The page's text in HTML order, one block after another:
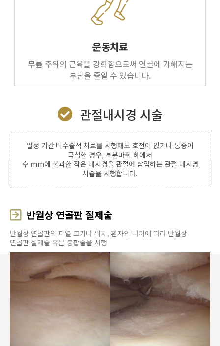
운동치료
무릎 주위의 근육을 강화함으로써 연골에 가해지는
부담을 줄일 수 있습니다.
관절내시경 시술
일정 기간 비수술적 치료를 시행해도 호전이 없거나 통증이
극심한 경우, 부분마취 하에서
수 mm에 불과한 작은 내시경을 관절에 삽입하는 관절 내시경
시술을 시행합니다.
반월상 연골판 절제술
반월상 연골판의 파열 크기나 위치, 환자의 나이에 따라 반월상
연골판 절제술 혹은 봉합술을 시행